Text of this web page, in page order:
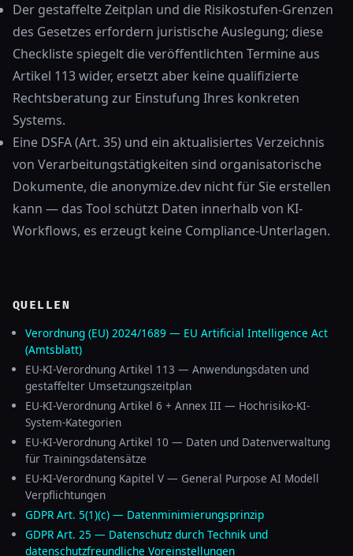
Der gestaffelte Zeitplan und die Risikostufen-Grenzen
des Gesetzes erfordern juristische Auslegung; diese
Checkliste spiegelt die veröffentlichten Termine aus
Artikel 113 wider, ersetzt aber keine qualifizierte
Rechtsberatung zur Einstufung Ihres konkreten
Systems.
Eine DSFA (Art. 35) und ein aktualisiertes Verzeichnis
von Verarbeitungstätigkeiten sind organisatorische
Dokumente, die anonymize.dev nicht für Sie erstellen
kann — das Tool schützt Daten innerhalb von KI-
Workflows, es erzeugt keine Compliance-Unterlagen.
QUELLEN
Verordnung (EU) 2024/1689 — EU Artificial Intelligence Act
(Amtsblatt)
EU-KI-Verordnung Artikel 113 — Anwendungsdaten und
gestaffelter Umsetzungszeitplan
EU-KI-Verordnung Artikel 6 + Annex III — Hochrisiko-KI-
System-Kategorien
EU-KI-Verordnung Artikel 10 — Daten und Datenverwaltung
für Trainingsdatensätze
EU-KI-Verordnung Kapitel V — General Purpose AI Modell
Verpflichtungen
GDPR Art. 5(1)(c) — Datenminimierungsprinzip
GDPR Art. 25 — Datenschutz durch Technik und
datenschutzfreundliche Voreinstellungen